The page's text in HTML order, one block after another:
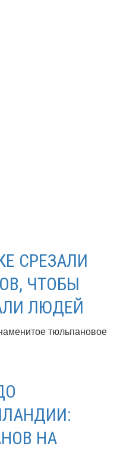
СРЕЗАЛИ
ЧТОБЫ
ЛЮДЕЙ
тюльпановое
НА